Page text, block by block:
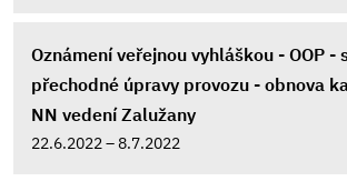
Oznámení veřejnou vyhláškou - OOP -
přechodné úpravy provozu - obnova
NN vedení Zalužany
22.6.2022 – 8.7.2022